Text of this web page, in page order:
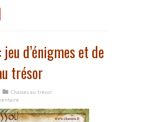
jeu d’énigmes et de
trésor
Chasses au trésor